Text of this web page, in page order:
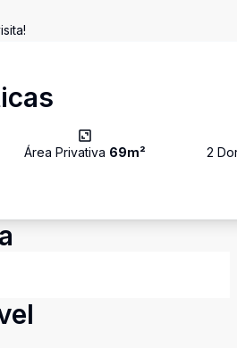
Área Privativa 69m² 2